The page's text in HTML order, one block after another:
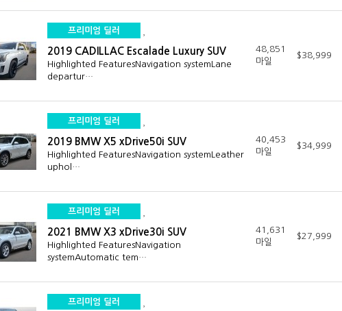
프리미엄 딜러
2019 CADILLAC Escalade Luxury SUV
Highlighted FeaturesNavigation systemLane
departur…
48,851
마일
$38,999
프리미엄 딜러
2019 BMW X5 xDrive50i SUV
Highlighted FeaturesNavigation systemLeather
uphol…
40,453
마일
$34,999
프리미엄 딜러
2021 BMW X3 xDrive30i SUV
Highlighted FeaturesNavigation
systemAutomatic tem…
41,631
마일
$27,999
프리미엄 딜러